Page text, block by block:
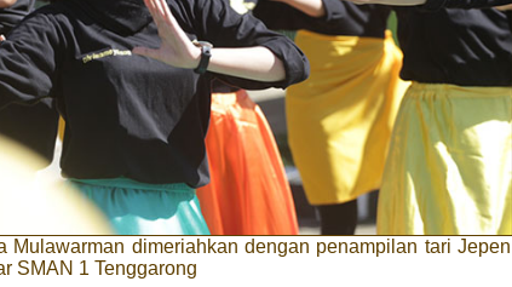
Mulawarman dimeriahkan dengan penampilan tari Jepen
SMAN 1 Tenggarong